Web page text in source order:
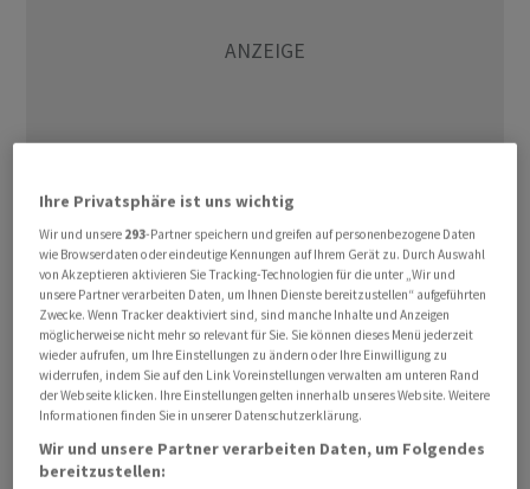
Das Staatssekretariat für Wirtschaft (Seco) soll den
Ölhändler Paramount befragt haben, wie die "Financial
Times" berichtet. Die in Genf beheimatete Gesellschaft
stehe im Verdacht, die im Zuge des Ukraine-Kriegs
gegen Russland verhängten Sanktionen umgangen zu
haben.
Die Schweiz gilt als wichtigste Drehscheibe im globalen
Ihre Privatsphäre ist uns wichtig
Wir und unsere 293-Partner speichern und greifen auf personenbezogene Daten
wie Browserdaten oder eindeutige Kennungen auf Ihrem Gerät zu. Durch Auswahl
von Akzeptieren aktivieren Sie Tracking-Technologien für die unter „Wir und
unsere Partner verarbeiten Daten, um Ihnen Dienste bereitzustellen“ aufgeführten
Zwecke. Wenn Tracker deaktiviert sind, sind manche Inhalte und Anzeigen
möglicherweise nicht mehr so relevant für Sie. Sie können dieses Menü jederzeit
wieder aufrufen, um Ihre Einstellungen zu ändern oder Ihre Einwilligung zu
widerrufen, indem Sie auf den Link Voreinstellungen verwalten am unteren Rand
der Webseite klicken. Ihre Einstellungen gelten innerhalb unseres Website. Weitere
Informationen finden Sie in unserer Datenschutzerklärung.
Wir und unsere Partner verarbeiten Daten, um Folgendes
bereitzustellen: